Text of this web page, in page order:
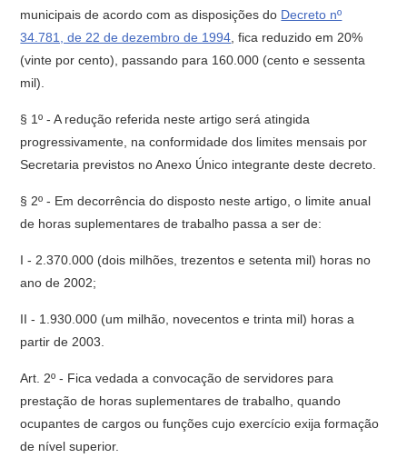
municipais de acordo com as disposições do Decreto nº
34.781, de 22 de dezembro de 1994 , fica reduzido em 20%
(vinte por cento), passando para 160.000 (cento e sessenta
mil).
§ 1º - A redução referida neste artigo será atingida
progressivamente, na conformidade dos limites mensais por
Secretaria previstos no Anexo Único integrante deste decreto.
§ 2º - Em decorrência do disposto neste artigo, o limite anual
de horas suplementares de trabalho passa a ser de:
I - 2.370.000 (dois milhões, trezentos e setenta mil) horas no
ano de 2002;
II - 1.930.000 (um milhão, novecentos e trinta mil) horas a
partir de 2003.
Art. 2º - Fica vedada a convocação de servidores para
prestação de horas suplementares de trabalho, quando
ocupantes de cargos ou funções cujo exercício exija formação
de nível superior.